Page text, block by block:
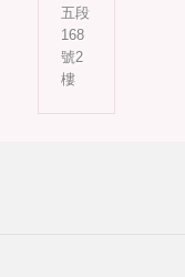
五段
168
號2
樓